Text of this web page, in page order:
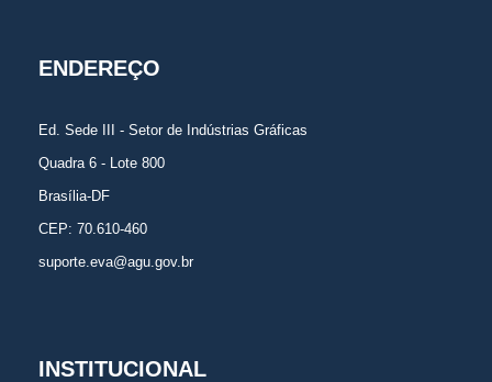
ENDEREÇO
Ed. Sede III - Setor de Indústrias Gráficas
Quadra 6 - Lote 800
Brasília-DF
CEP: 70.610-460
suporte.eva@agu.gov.br
INSTITUCIONAL